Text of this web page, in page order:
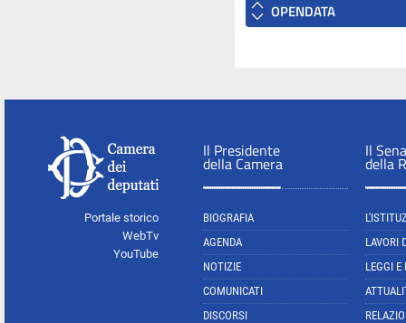
OPENDATA
Portale storico
WebTv
YouTube
Il Presidente
della Camera
BIOGRAFIA
AGENDA
NOTIZIE
COMUNICATI
DISCORSI
Il
della
LAVORI
LEGGI E